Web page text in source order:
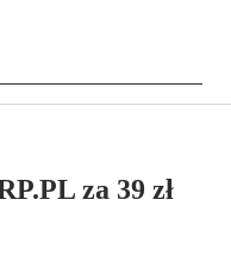
za 39 zł